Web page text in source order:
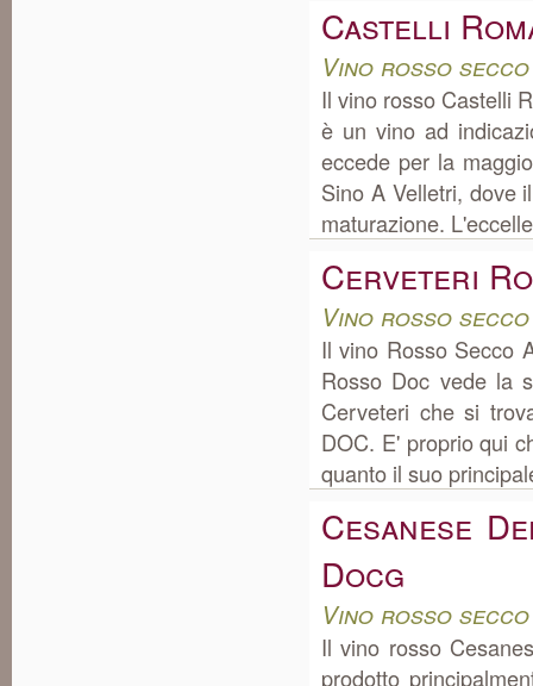
Castelli
Vino rosso
Il vino rosso Castelli
è un vino ad
eccede per la
Sino A Velletri, dove
maturazione.
Cerveteri
Vino rosso
Il vino Rosso Secco
Rosso Doc vede la
Cerveteri che si
DOC. E' proprio qui
quanto il suo
Cesanese
Docg
Vino rosso
Il vino rosso
prodotto